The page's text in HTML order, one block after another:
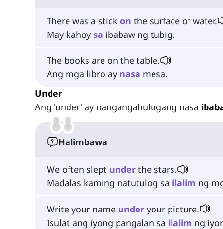
There was a stick on the surface of water.
May kahoy sa ibabaw ng tubig.
The books are on the table.
Ang mga libro ay nasa mesa.
Under
Ang 'under' ay nangangahulugang nasa
Halimbawa
We often slept under the stars.
Madalas kaming natutulog sa ilalim ng
Write your name under your picture.
Isulat ang iyong pangalan sa ilalim ng